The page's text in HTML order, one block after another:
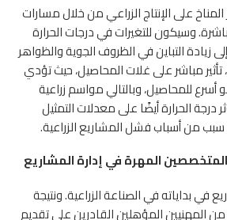
على الإنتاج الزراعي من خلال مسارات
وسيكون للتغيرات في درجات الحرارة
زيادة التباين في الظروف الجوية والظواهر
تأثير مباشر على غلات المحاصيل، حيث تؤدي
أسرع للمحاصيل، وبالتالي مواسم زراعية
درجة الحرارة أيضًا على معدلات التمثيل
من أسباب فشل المشاريع الزراعية.
المهرة في إدارة المشاريع
في بداياته في الصناعة الزراعية. ونتيجة
المهنيين المؤهلين القادرين على تقديم